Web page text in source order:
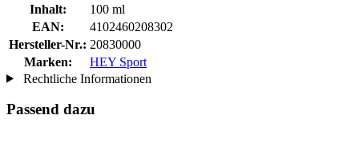
Inhalt:
100 ml
EAN:
4102460208302
Hersteller-Nr.: 20830000
Marken:
HEY Sport
Rechtliche Informationen
Passend dazu